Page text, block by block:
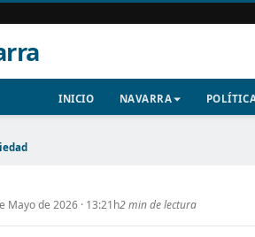
INICIO NAVARRA
Mayo de 2026 · 13:21h2 min de lectura